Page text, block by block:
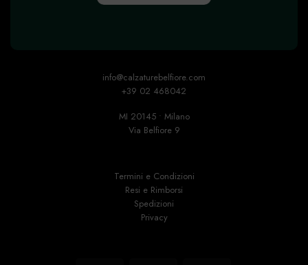
info@calzaturebelfiore.com
+39 02 468042
MI 20145 • Milano
Via Belfiore 9
Termini e Condizioni
Resi e Rimborsi
Spedizioni
Privacy